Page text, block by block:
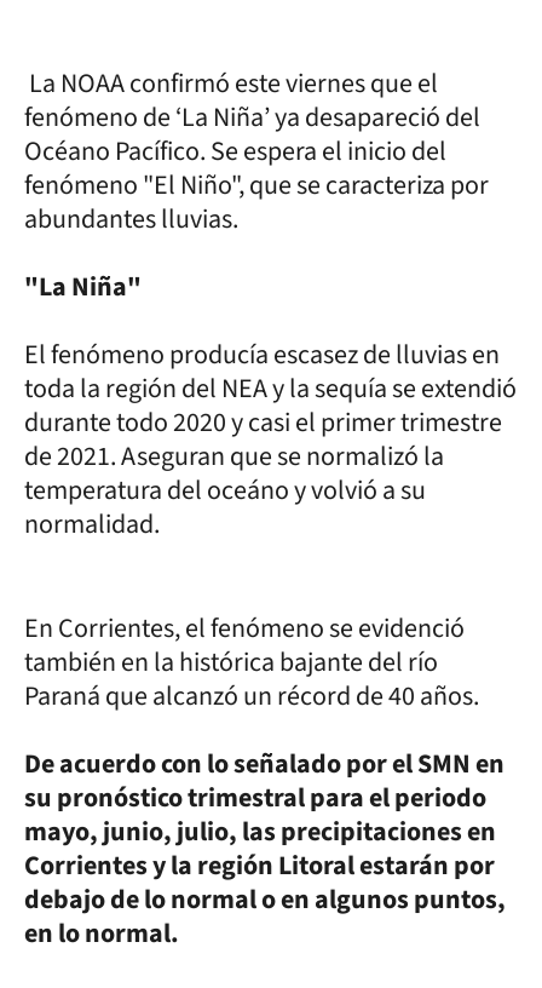
La NOAA confirmó este viernes que el
fenómeno de ‘La Niña’ ya desapareció del
Océano Pacífico. Se espera el inicio del
fenómeno "El Niño", que se caracteriza por
abundantes lluvias.
"La Niña"
El fenómeno producía escasez de lluvias en
toda la región del NEA y la sequía se extendió
durante todo 2020 y casi el primer trimestre
de 2021. Aseguran que se normalizó la
temperatura del oceáno y volvió a su
normalidad.
En Corrientes, el fenómeno se evidenció
también en la histórica bajante del río
Paraná que alcanzó un récord de 40 años.
De acuerdo con lo señalado por el SMN en
su pronóstico trimestral para el periodo
mayo, junio, julio, las precipitaciones en
Corrientes y la región Litoral estarán por
debajo de lo normal o en algunos puntos,
en lo normal.